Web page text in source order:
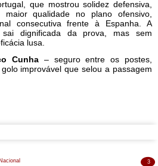
que mostrou solidez defensiva,
maior qualidade no plano ofensivo,
consecutiva frente à Espanha. A
dignificada da prova, mas sem
lusa.
Cunha – seguro entre os postes,
improvável que selou a passagem
3